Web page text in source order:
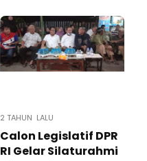
2 TAHUN LALU
Calon Legislatif DPR
RI Gelar Silaturahmi